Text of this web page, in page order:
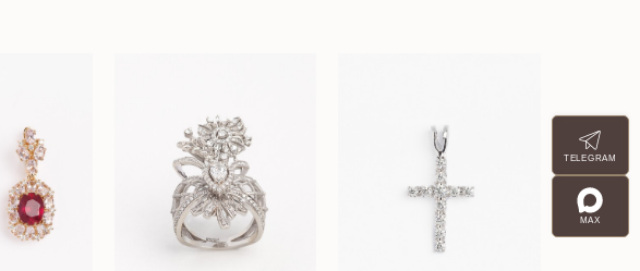
TELEGRAM
MAX